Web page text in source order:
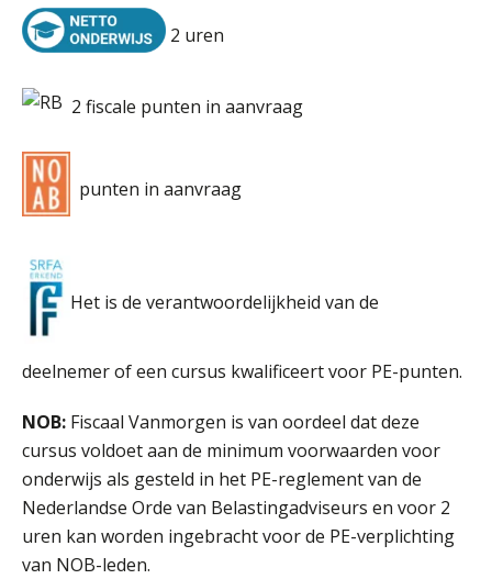
2 uren
2 fiscale punten in aanvraag
punten in aanvraag
Het is de verantwoordelijkheid van de
deelnemer of een cursus kwalificeert voor PE-punten.
NOB: Fiscaal Vanmorgen is van oordeel dat deze
cursus voldoet aan de minimum voorwaarden voor
onderwijs als gesteld in het PE-reglement van de
Nederlandse Orde van Belastingadviseurs en voor 2
uren kan worden ingebracht voor de PE-verplichting
van NOB-leden.